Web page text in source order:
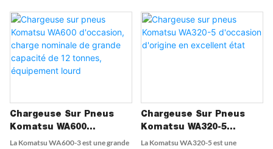
fiables sur lesquelles vous pouvez
compter. Que vous travailliez sur un
chantier de construction ou sur un
projet d'aménagement paysager, cette
chargeuse a la puissance et la
accomplir le travail
de 114 kW. Le poids opérationnel est
de 13 tonnes et la charge nominale est
de 4 tonnes. La chargeuse sur pneus
de marchandises, améliorant ainsi
l'efficacité du travail.
Chargeuse Sur Pneus
Komatsu WA600
D'occasion, Charge
La Komatsu WA600-3 est une grande
Chargeuse Sur Pneus
Komatsu WA320-5
D'occasion D'origine En
La Komatsu WA320-5 est une